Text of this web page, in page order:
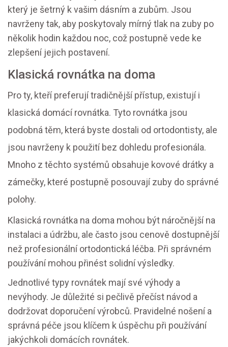
který je šetrný k vašim dásním a zubům. Jsou
navrženy tak, aby poskytovaly mírný tlak na zuby po
několik hodin každou noc, což postupně vede ke
zlepšení jejich postavení.
Klasická rovnátka na doma
Pro ty, kteří preferují tradičnější přístup, existují i
klasická domácí rovnátka. Tyto rovnátka jsou
podobná těm, která byste dostali od ortodontisty, ale
jsou navrženy k použití bez dohledu profesionála.
Mnoho z těchto systémů obsahuje kovové drátky a
zámečky, které postupně posouvají zuby do správné
polohy.
Klasická rovnátka na doma mohou být náročnější na
instalaci a údržbu, ale často jsou cenově dostupnější
než profesionální ortodontická léčba. Při správném
používání mohou přinést solidní výsledky.
Jednotlivé typy rovnátek mají své výhody a
nevýhody. Je důležité si pečlivě přečíst návod a
dodržovat doporučení výrobců. Pravidelné nošení a
správná péče jsou klíčem k úspěchu při používání
jakýchkoli domácích rovnátek.